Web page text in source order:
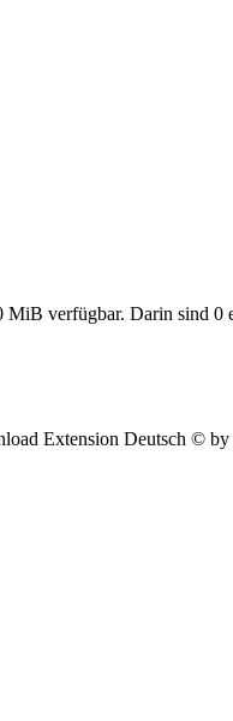
verfügbar. Darin sind 0
Extension Deutsch ©